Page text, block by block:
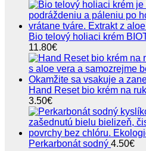
Bio telový holiaci krém
11.80€
Hand Reset bio krém na
3.50€
Perkarbonát sodný 4.50€